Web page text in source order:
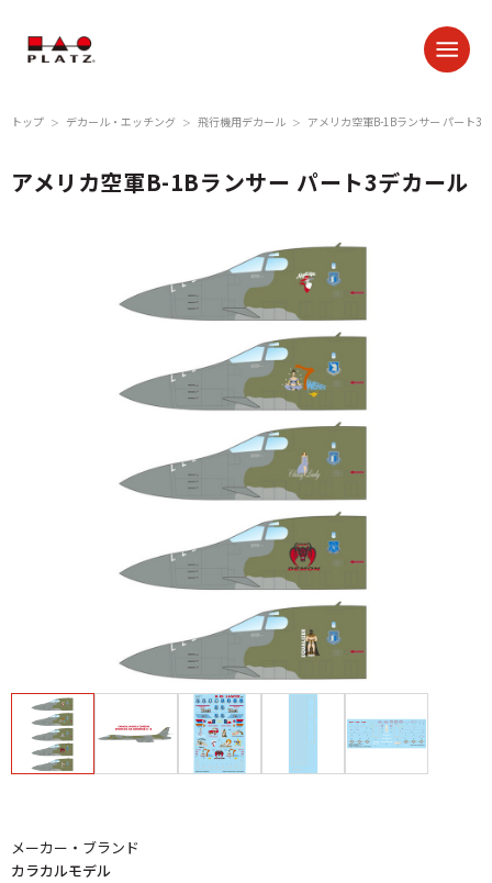
トップ ＞ デカール・エッチング ＞ 飛行機用デカール ＞ アメリカ空軍B-1Bランサー パート3
アメリカ空軍B-1Bランサー パート3デカール
メーカー・ブランド
カラカルモデル